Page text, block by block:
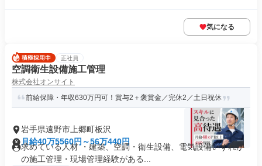
気になる
正社員
空調衛生設備施工管理
株式会社オンサイト
前給保障・年収630万円可！賞与2＋褒賞金／完休2／土日祝休
岩手県遠野市上郷町板沢
月給40万5560円～56万440円
求めている人材 ・建築、空調・衛生設備、電気設備いずれか
の施工管理・現場管理経験がある...